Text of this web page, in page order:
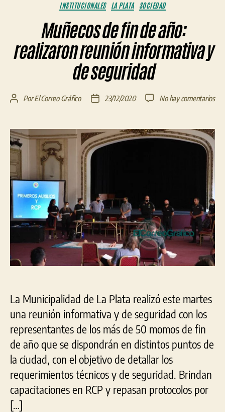
Categorías
INSTITUCIONALES LA PLATA SOCIEDAD
Muñecos de fin de año:
realizaron reunión informativa y
de seguridad
Autor
entrada
PorEl Correo Gráfico
Fecha
entrada
23/12/2020 No hay comentariosen
fin
de
y
de
La Municipalidad de La Plata realizó este martes
una reunión informativa y de seguridad con los
representantes de los más de 50 momos de fin
de año que se dispondrán en distintos puntos de
la ciudad, con el objetivo de detallar los
requerimientos técnicos y de seguridad. Brindan
capacitaciones en RCP y repasan protocolos por
[…]